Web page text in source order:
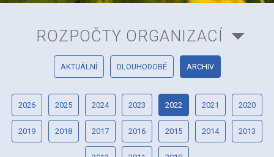
ROZPOČTY ORGANIZACÍ
AKTUÁLNÍ DLOUHODOBÉ ARCHIV
2026 2025 2024 2023 2022 2021 2020
2019 2018 2017 2016 2015 2014 2013